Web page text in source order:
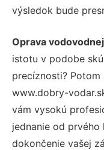
výsledok bude
Oprava
istotu v podobe
precíznosti? Potom
www.dobry-
vám vysokú
jednanie od
dokončenie vašej